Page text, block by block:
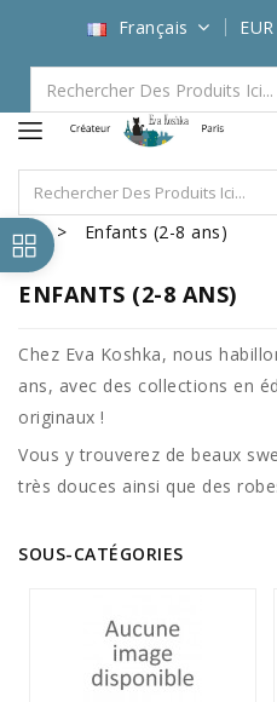
Français EUR
Enfants (2-8 ans)
ENFANTS (2-8 ANS)
Chez Eva Koshka, nous
ans, avec des collections en
originaux !
Vous y trouverez de beaux
très douces ainsi que des
SOUS-CATÉGORIES